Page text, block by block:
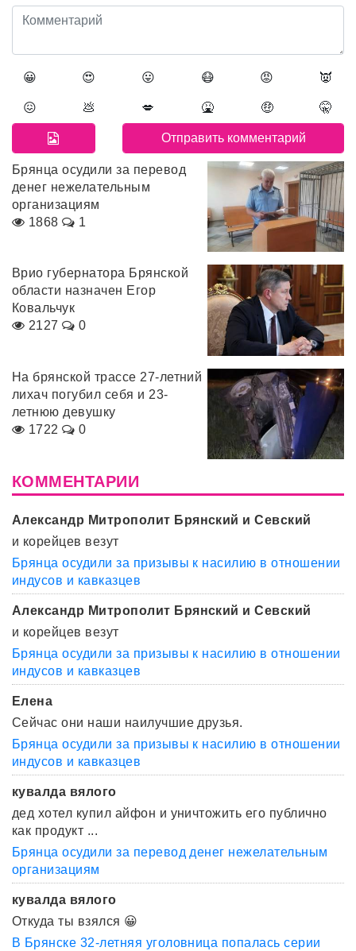
😀 😍 😛 😷 😡 👿
😖 💩 💋 🤮 🤑 🤫
Брянца осудили за перевод
денег нежелательным
организациям
1868
1
Врио губернатора Брянской
области назначен Егор
Ковальчук
2127
0
На брянской трассе 27-летний
лихач погубил себя и 23-
летнюю девушку
1722
0
КОММЕНТАРИИ
Александр Митрополит Брянский и Севский
и корейцев везут
Брянца осудили за призывы к насилию в отношении
индусов и кавказцев
Александр Митрополит Брянский и Севский
и корейцев везут
Брянца осудили за призывы к насилию в отношении
индусов и кавказцев
Елена
Сейчас они наши наилучшие друзья.
Брянца осудили за призывы к насилию в отношении
индусов и кавказцев
кувалда вялого
дед хотел купил айфон и уничтожить его публично
как продукт ...
Брянца осудили за перевод денег нежелательным
организациям
кувалда вялого
Откуда ты взялся 😀
В Брянске 32-летняя уголовница попалась серии